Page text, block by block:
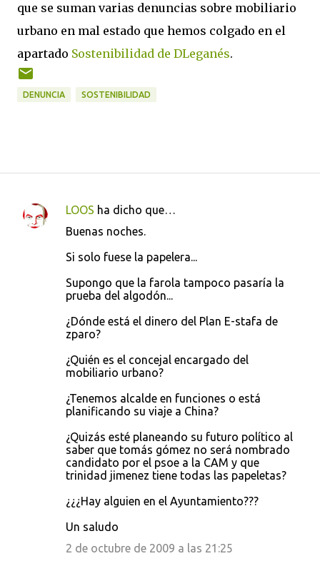
que se suman varias denuncias sobre mobiliario
urbano en mal estado que hemos colgado en el
apartado Sostenibilidad de DLeganés.
DENUNCIA SOSTENIBILIDAD
C
LOOS ha dicho que…
Buenas noches.
Si solo fuese la papelera...
Supongo que la farola tampoco pasaría la
prueba del algodón...
¿Dónde está el dinero del Plan E-stafa de
zparo?
¿Quién es el concejal encargado del
mobiliario urbano?
¿Tenemos alcalde en funciones o está
planificando su viaje a China?
¿Quizás esté planeando su futuro político al
saber que tomás gómez no será nombrado
candidato por el psoe a la CAM y que
trinidad jimenez tiene todas las papeletas?
¿¿¿Hay alguien en el Ayuntamiento???
Un saludo
2 de octubre de 2009 a las 21:25